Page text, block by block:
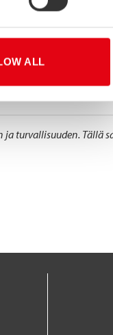
ALL
nähdään siellä!
lisäksi
eivät pysty
turvallisuuden. Tällä